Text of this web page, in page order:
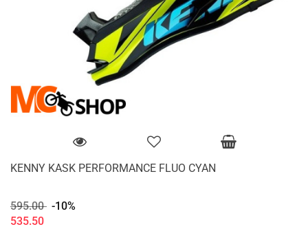
KENNY KASK PERFORMANCE FLUO CYAN
595.00 -10%
535.50